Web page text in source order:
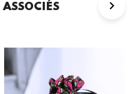
ASSOCIÉS